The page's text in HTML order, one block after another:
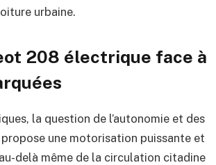
urbaine.
208 électrique face à
la question de l’autonomie et des
une motorisation puissante et
delà même de la circulation citadine